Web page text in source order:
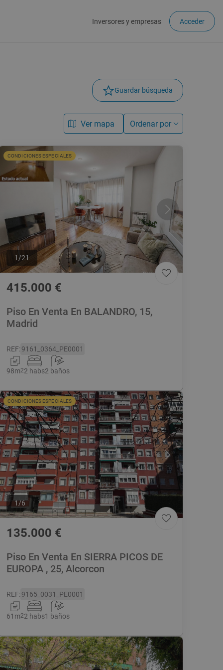
Inversores y empresas Acceder
Guardar búsqueda
Ver mapa Ordenar por
1 /21
CONDICIONES ESPECIALES
415.000 €
Piso En Venta En BALANDRO, 15,
Madrid
REF:9161_0364_PE0001
98m22 habs2 baños
1/6
CONDICIONES ESPECIALES
135.000 €
Piso En Venta En SIERRA PICOS DE
EUROPA , 25, Alcorcon
REF:9165_0031_PE0001
61 m22 habs1 baños